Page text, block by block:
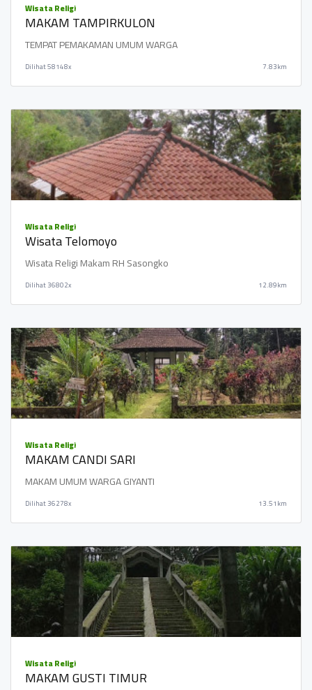
Wisata Religi
MAKAM TAMPIRKULON
TEMPAT PEMAKAMAN UMUM WARGA
Dilihat58148x 7.83km
Wisata Religi
Wisata Telomoyo
Wisata Religi Makam RH Sasongko
Dilihat36802x 12.89km
Wisata Religi
MAKAM CANDI SARI
MAKAM UMUM WARGA GIYANTI
Dilihat36278x 13.51km
Wisata Religi
MAKAM GUSTI TIMUR